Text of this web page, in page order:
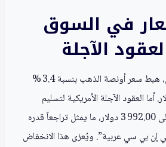
في السوق
الآجلة
في سوق التداول الفوري، هبط سعر أونصة الذهب بنسبة 3.4 %
3 967.94 دولار. أما العقود الآجلة الأمريكية لتسليم
أغسطس فقد انخفضت إلى 3 992.00 دولار، ما يمثل تراجعاً قدره
إن بي سي عربية”. ويُعزى هذا الانخفاض